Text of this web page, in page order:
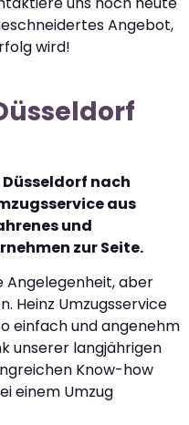
Angebot,
wird!
nach
aus
und
zur Seite.
Angelegenheit, aber
Heinz Umzugsservice
einfach und angenehm
unserer langjährigen
Know-how
einem Umzug